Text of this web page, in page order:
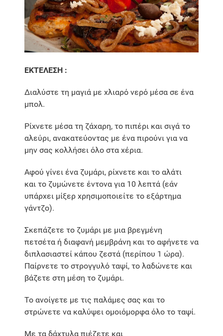
ΕΚΤΕΛΕΣΗ :
Διαλύστε τη μαγιά με χλιαρό νερό μέσα σε ένα
μπολ.
Ρίχνετε μέσα τη ζάχαρη, το πιπέρι και σιγά το
αλεύρι, ανακατεύοντας με ένα πιρούνι για να
μην σας κολλήσει όλο στα χέρια.
Αφού γίνει ένα ζυμάρι, ρίχνετε και το αλάτι
και το ζυμώνετε έντονα για 10 λεπτά (εάν
υπάρχει μίξερ χρησιμοποιείτε το εξάρτημα
γάντζο).
Σκεπάζετε το ζυμάρι με μια βρεγμένη
πετσέτα ή διαφανή μεμβράνη και το αφήνετε να
διπλασιαστεί κάπου ζεστά (περίπου 1 ώρα).
Παίρνετε το στρογγυλό ταψί, το λαδώνετε και
βάζετε στη μέση το ζυμάρι.
Το ανοίγετε με τις παλάμες σας και το
στρώνετε να καλύψει ομοιόμορφα όλο το ταψί.
Με τα δάχτυλα πιέζετε και